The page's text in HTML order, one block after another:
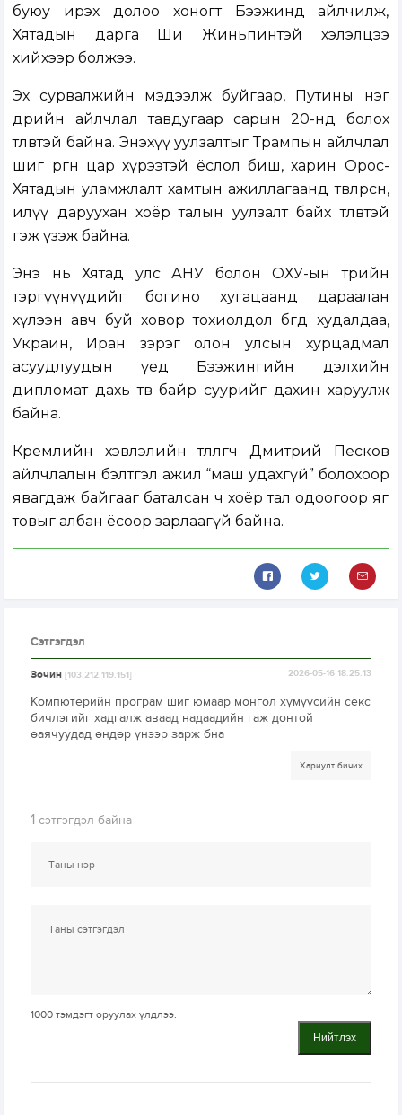
буюу ирэх долоо хоногт Бээжинд айлчилж,
Хятадын дарга Ши Жиньпинтэй хэлэлцээ
хийхээр болжээ.
Эх сурвалжийн мэдээлж буйгаар, Путины нэг
өдрийн айлчлал тавдугаар сарын 20-нд болох
төлөвтэй байна. Энэхүү уулзалтыг Трампын айлчлал
шиг өргөн цар хүрээтэй ёслол биш, харин Орос-
Хятадын уламжлалт хамтын ажиллагаанд төвлөрсөн,
илүү даруухан хоёр талын уулзалт байх төлөвтэй
гэж үзэж байна.
Энэ нь Хятад улс АНУ болон ОХУ-ын төрийн
тэргүүнүүдийг богино хугацаанд дараалан
хүлээн авч буй ховор тохиолдол бөгөөд худалдаа,
Украин, Иран зэрэг олон улсын хурцадмал
асуудлуудын үед Бээжингийн дэлхийн
дипломат дахь төв байр суурийг дахин харуулж
байна.
Кремлийн хэвлэлийн төлөөлөгч Дмитрий Песков
айлчлалын бэлтгэл ажил “маш удахгүй” болохоор
явагдаж байгааг баталсан ч хоёр тал одоогоор яг
товыг албан ёсоор зарлаагүй байна.
Сэтгэгдэл
Зочин[103.212.119.151] 2026-05-16 18:25:13
Компютерийн програм шиг юмаар монгол хүмүүсийн секс
бичлэгийг хадгалж аваад надаадийн гаж донтой
өаячуудад өндөр үнээр зарж бна
Хариулт бичих
1 сэтгэгдэл байна
1000 тэмдэгт оруулах үлдлээ.
Нийтлэх